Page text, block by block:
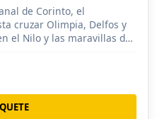
de Corinto, el
cruzar Olimpia, Delfos y
el Nilo y las maravillas de